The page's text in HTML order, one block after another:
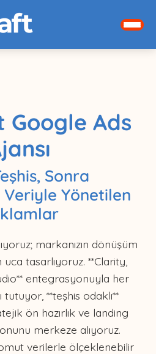
Ads
Sonra
Yönetilen
markanızın dönüşüm
tasarlıyoruz. **Clarity,
entegrasyonuyla her
tutuyor, **teşhis odaklı**
ön hazırlık ve landing
merkeze alıyoruz.
verilerle ölçeklenebilir